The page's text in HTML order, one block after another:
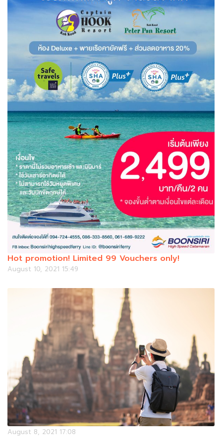
Hot promotion! Limited 99 Vouchers only!
August 10, 2021 15:49
August 8, 2021 17:08